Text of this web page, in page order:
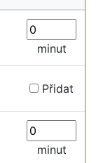
minut
Přidat
minut